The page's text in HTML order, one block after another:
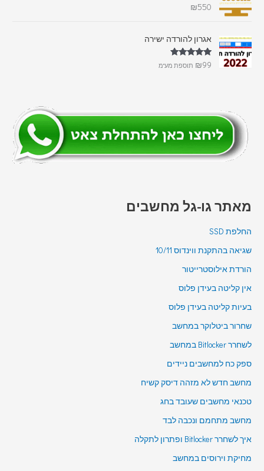
₪550
אגרון להורדה ישירה
דורג 5.00 ₪99 תוספת מע"מ
מאתר גו-גל מחשבים
החלפת SSD
שגיאה בהתקנת ווינדוס 10/11
הורדת אילוסטרייטור
אין קליטה בעידן פלוס
בעיות קליטה בעידן פלוס
שחרור ביטלוקר במחשב
לשחרר Bitlocker במחשב
ספק כח למחשבים ניידים
מחשב חדש לא מזהה דיסק קשיח
טכנאי מחשבים שעובד בחג
מחשב מתחמם ונכבה לבד
איך לשחרר Bitlocker ופתרון לתקלה
מחיקת וירוסים במחשב